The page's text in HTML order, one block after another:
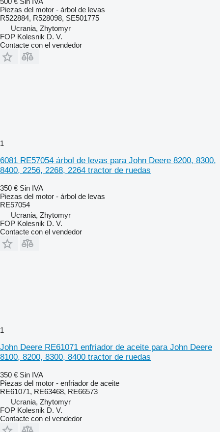
Piezas del motor - árbol de levas
R522884, R528098, SE501775
Ucrania, Zhytomyr
FOP Kolesnik D. V.
Contacte con el vendedor
1
6081 RE57054 árbol de levas para John Deere 8200, 8300,
8400, 2256, 2268, 2264 tractor de ruedas
350 € Sin IVA
Piezas del motor - árbol de levas
RE57054
Ucrania, Zhytomyr
FOP Kolesnik D. V.
Contacte con el vendedor
1
John Deere RE61071 enfriador de aceite para John Deere
8100, 8200, 8300, 8400 tractor de ruedas
350 € Sin IVA
Piezas del motor - enfriador de aceite
RE61071, RE63468, RE66573
Ucrania, Zhytomyr
FOP Kolesnik D. V.
Contacte con el vendedor